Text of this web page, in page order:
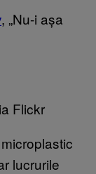
, „Nu-i așa
Flickr
lucrurile